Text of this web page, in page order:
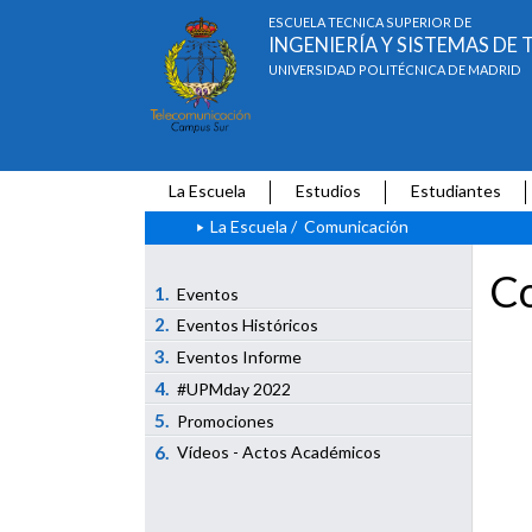
ESCUELA TÉCNICA SUPERIOR DE
INGENIERÍA Y SISTEMAS
UNIVERSIDAD POLITÉCNICA DE MADRID
La Escuela Estudios
Estudiantes
La Escuela / Comunicación
1. Eventos
2. Eventos Históricos
3. Eventos Informe
4. #UPMday 2022
5. Promociones
6. Vídeos - Actos Académicos